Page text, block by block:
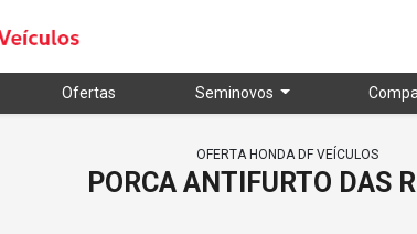
Ofertas Seminovos
OFERTA HONDA DF VEÍCULOS
PORCA ANTIFURTO DAS